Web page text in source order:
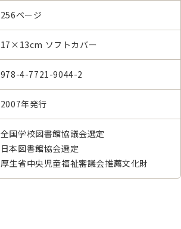
256ページ
17×13cm ソフトカバー
978-4-7721-9044-2
2007年発行
全国学校図書館協議会選定
日本図書館協会選定
厚生省中央児童福祉審議会推薦文化財